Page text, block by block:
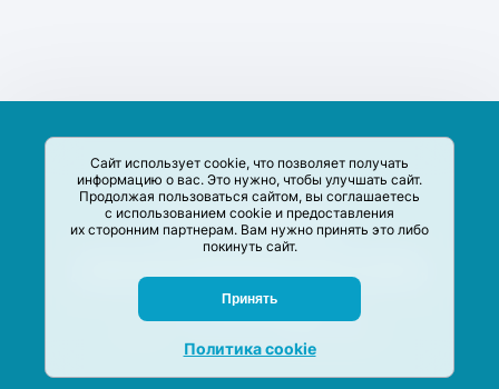
Сайт использует cookie, что позволяет получать
информацию о вас. Это нужно, чтобы улучшать сайт.
Продолжая пользоваться сайтом, вы соглашаетесь
с использованием cookie и предоставления
их сторонним партнерам. Вам нужно принять это либо
покинуть сайт.
Принять
Политика cookie
систематизации акций и скидок на товары и услуги в РФ
Задать вопрос
© M-Social production 2020 –2026